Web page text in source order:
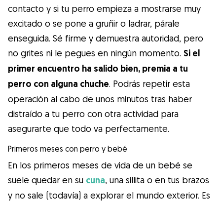
contacto y si tu perro empieza a mostrarse muy
excitado o se pone a gruñir o ladrar, párale
enseguida. Sé firme y demuestra autoridad, pero
no grites ni le pegues en ningún momento. Si el
primer encuentro ha salido bien, premia a tu
perro con alguna chuche. Podrás repetir esta
operación al cabo de unos minutos tras haber
distraído a tu perro con otra actividad para
asegurarte que todo va perfectamente.
Primeros meses con perro y bebé
En los primeros meses de vida de un bebé se
suele quedar en su cuna, una sillita o en tus brazos
y no sale (todavía) a explorar el mundo exterior. Es